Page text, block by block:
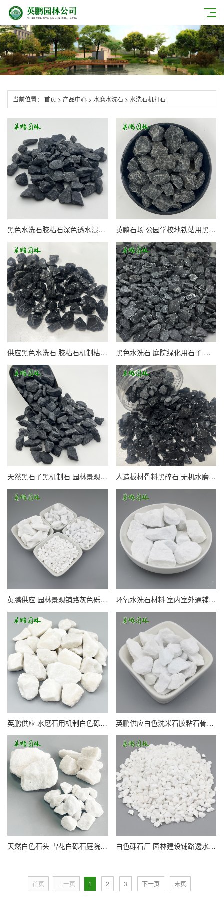
当前位置： 首页 > 产品中心 > 水磨水洗石 > 水洗石机打石
黑色水洗石胶粘石深色透水混凝土机制石 枯山水造景 鸡血红石子 英鹏石场 公园学校地铁站用黑色水磨石 场地户外水洗石材料
供应黑色水洗石 胶粘石机制枯山水砾石盆栽铺面石子 英鹏 黑色水洗石 庭院绿化用石子 造景铺面水磨石碎石 洁净度高
天然黑石子黑机制石 园林景观装饰枯山水黑色砾石打磨散铺小石子 人造板材骨料黑碎石 无机水磨石地面用黑砾石3-5mm黑石子 整车惠
英鹏供应 园林景观铺路灰色砾石卵石 白色水洗石 环氧水洗石材料 室内室外通铺建筑用白色水磨石子 英鹏建材
英鹏供应 水磨石用机制白色砾石 打磨卵石白碎石 英鹏供应白色洗米石胶粘石骨料 园林枯山水造景用水洗石
天然白色石头 雪花白砾石庭院铺路铺地小石子批发 款式多样 白色砾石厂 园林建设铺路透水胶粘石 白石子黑色红色灰色
首页 上一页 1 2 3 下一页 末页